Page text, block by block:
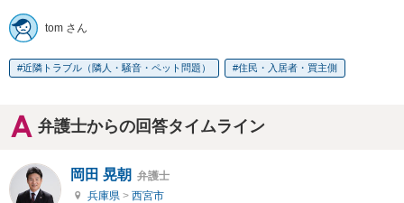
tom さん
近隣トラブル（隣人・騒音・ペット問題） 住民・入居者・買主側
弁護士からの回答タイムライン
岡田 晃朝 弁護士
兵庫県 > 西宮市